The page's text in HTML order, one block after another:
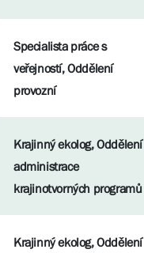
Specialista práce s
veřejností, Oddělení
provozní
Krajinný ekolog, Oddělení
administrace
krajinotvorných programů
Krajinný ekolog, Oddělení